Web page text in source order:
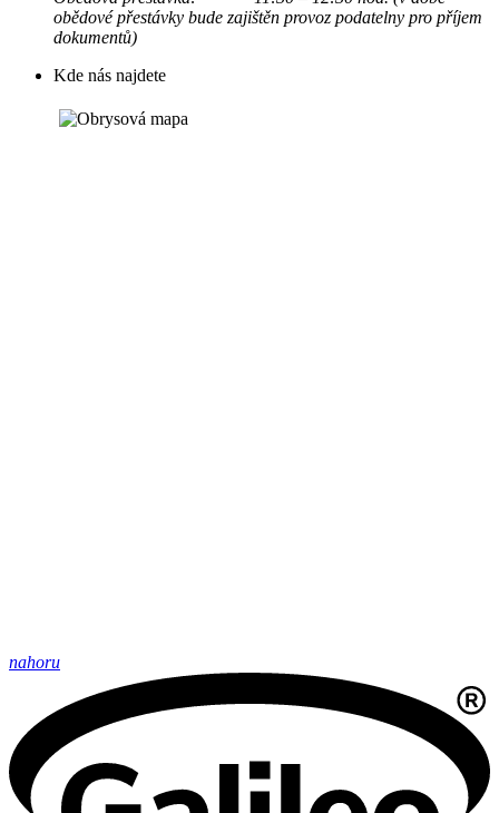
obědové přestávky bude zajištěn provoz podatelny pro příjem
dokumentů)
Kde nás najdete
nahoru